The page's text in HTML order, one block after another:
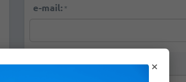
e-mail: *
Observaciones: ×